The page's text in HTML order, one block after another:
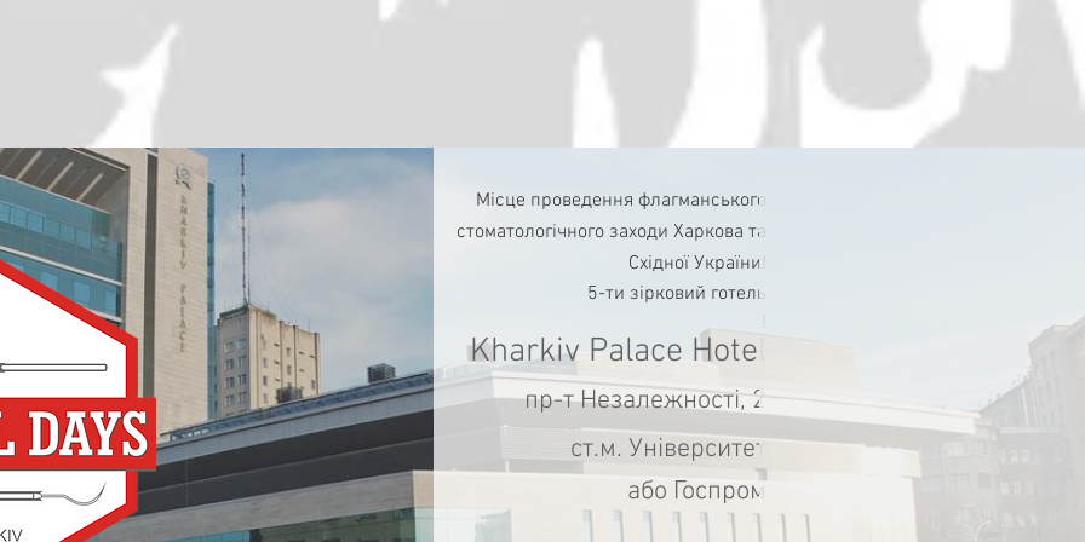
Місце проведення флагманського
стоматологічного заходи Харкова та
Східної України!
5-ти зірковий готель
!
Kharkіv Palace Hotel
пр-т Незалежності, 2
ст.м. Університет
або Госпром